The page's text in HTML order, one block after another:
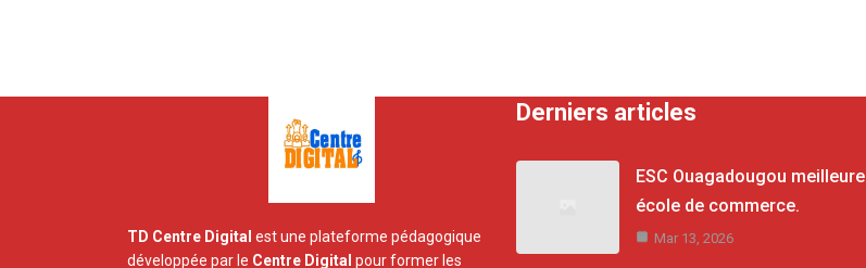
TD Centre Digital est une plateforme pédagogique
développée par le Centre Digital pour former les
Derniers articles
ESC Ouagadougou meilleure
école de commerce.
Mar 13, 2026